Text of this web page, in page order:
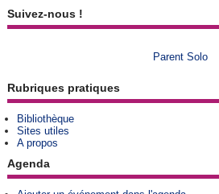
Suivez-nous !
Parent Solo
Rubriques pratiques
Bibliothèque
Sites utiles
A propos
Agenda